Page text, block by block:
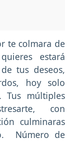
te colmara de
estará
tus deseos,
hoy solo
múltiples
con
culminaras
Número de